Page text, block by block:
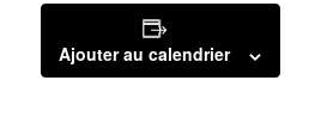
Ajouter au calendrier